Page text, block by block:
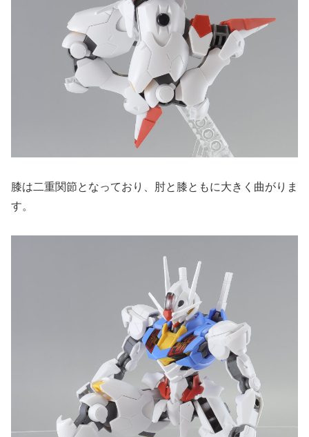
膝は二重関節となっており、肘と膝ともに大きく曲がりま
す。